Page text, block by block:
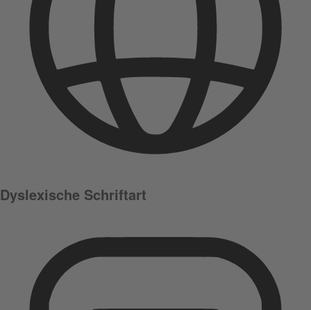
Dyslexische Schriftart